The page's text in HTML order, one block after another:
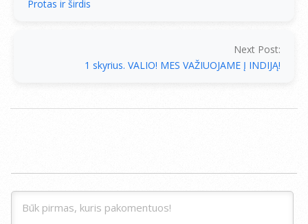
Protas ir širdis
Next Post:
1 skyrius. VALIO! MES VAŽIUOJAME Į INDIJĄ!